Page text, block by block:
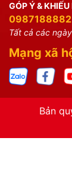
GÓP Ý &
0987188882
Tất cả các
Mạng xã
Bản